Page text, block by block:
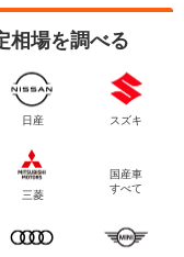
相場を調べる
日産 スズキ
三菱
国産車
すべて